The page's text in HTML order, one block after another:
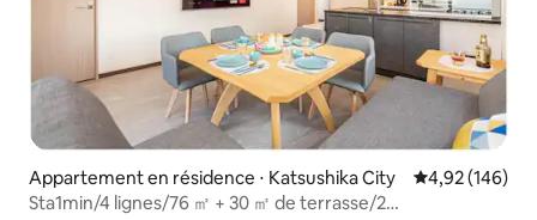
Appartement en résidence ⋅ Katsushika City Évaluation
4,92 (146)
Sta1min/4 lignes/76 ㎡ + 30 ㎡ de terrasse/2